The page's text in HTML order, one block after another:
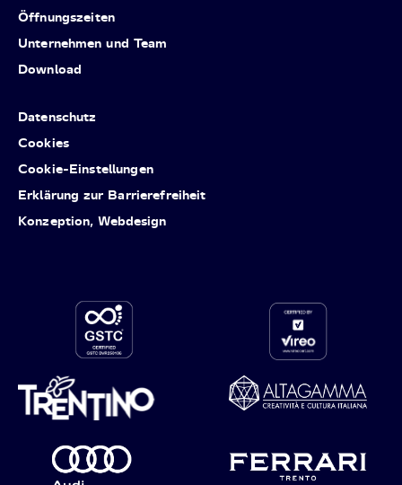
Öffnungszeiten
Unternehmen und Team
Download
Datenschutz
Cookies
Cookie-Einstellungen
Erklärung zur Barrierefreiheit
Konzeption, Webdesign